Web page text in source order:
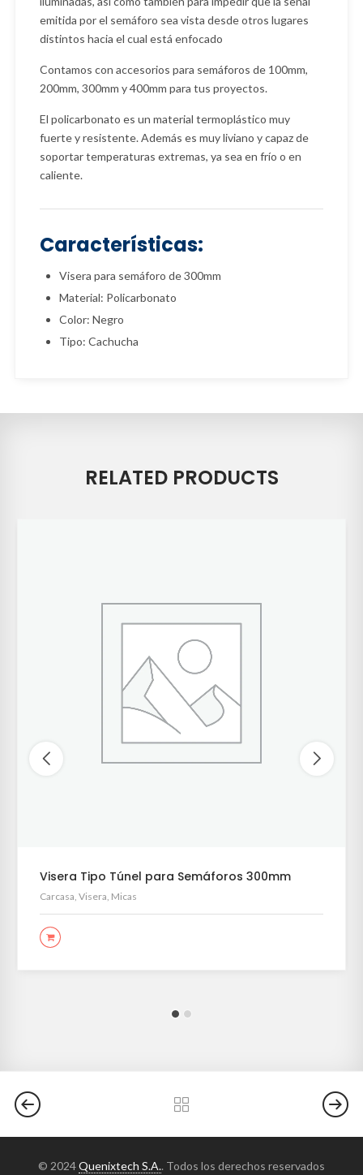
emitida por el semáforo sea vista desde otros lugares
distintos hacia el cual está enfocado
Contamos con accesorios para semáforos de 100mm,
200mm, 300mm y 400mm para tus proyectos.
El policarbonato es un material termoplástico muy
fuerte y resistente. Además es muy liviano y capaz de
soportar temperaturas extremas, ya sea en frío o en
caliente.
Características:
Visera para semáforo de 300mm
Material: Policarbonato
Color: Negro
Tipo: Cachucha
RELATED PRODUCTS
Visera Tipo Túnel para Semáforos 300mm
Carcasa, Visera, Micas
LEER MÁS
© 2024Quenixtech S.A.. Todos los derechos reservados